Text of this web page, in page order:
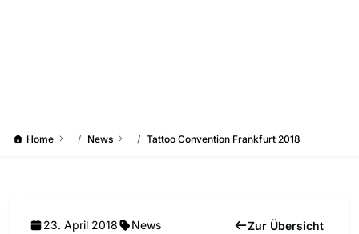
Home News Tattoo Convention Frankfurt 2018
23. April 2018 News Zur Übersicht